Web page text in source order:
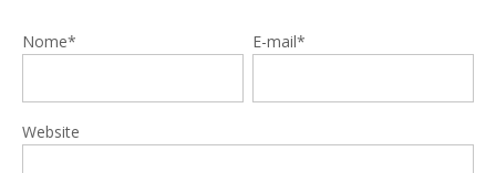
Nome* E-mail*
Website